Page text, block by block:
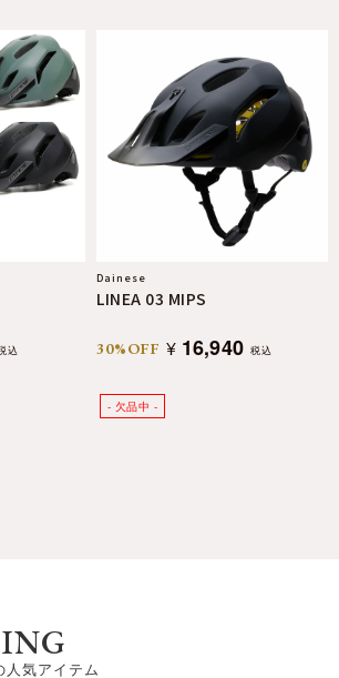
込
Dainese
LINEA 03 MIPS
30%OFF ¥ 16,940 税込
人気アイテム